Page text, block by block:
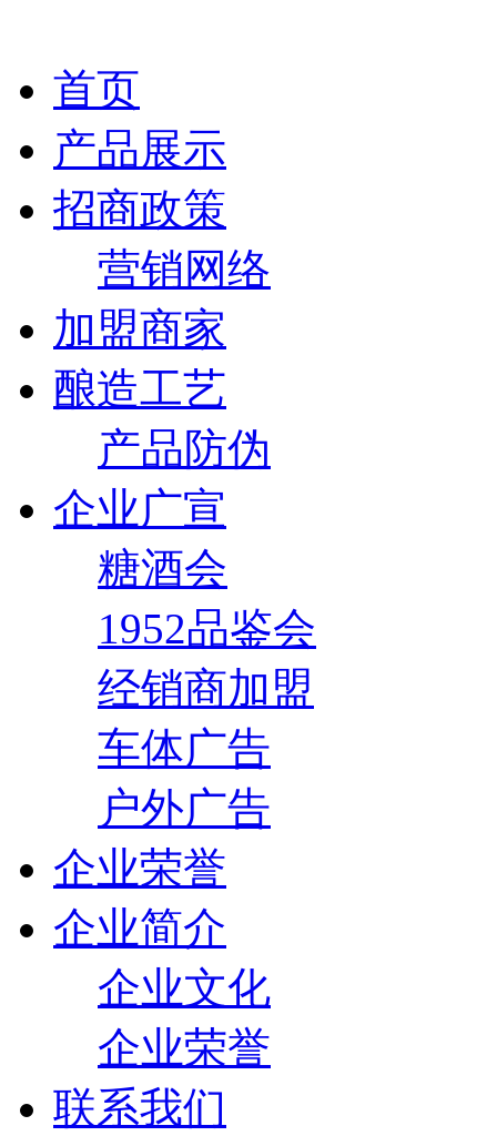
首页
产品展示
招商政策
营销网络
加盟商家
酿造工艺
产品防伪
企业广宣
糖酒会
1952品鉴会
经销商加盟
车体广告
户外广告
企业荣誉
企业简介
企业文化
企业荣誉
联系我们